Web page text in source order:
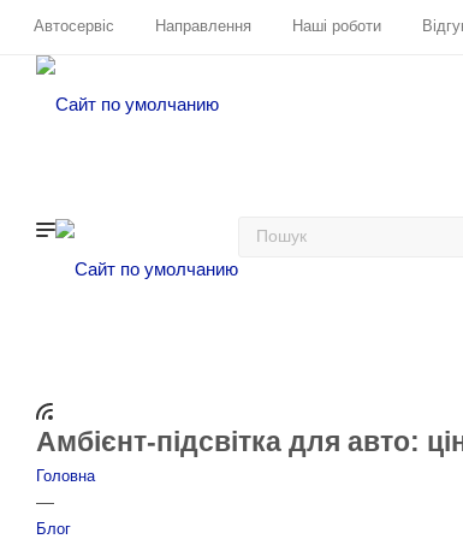
Автосервіс Направлення Наші роботи
Амбієнт-підсвітка для авто:
Головна
—
Блог